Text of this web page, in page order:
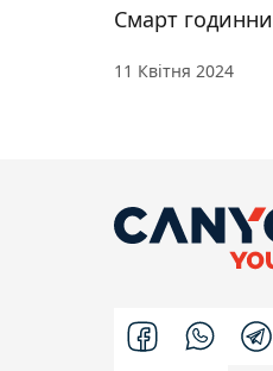
Смарт
11 Квітня 2024